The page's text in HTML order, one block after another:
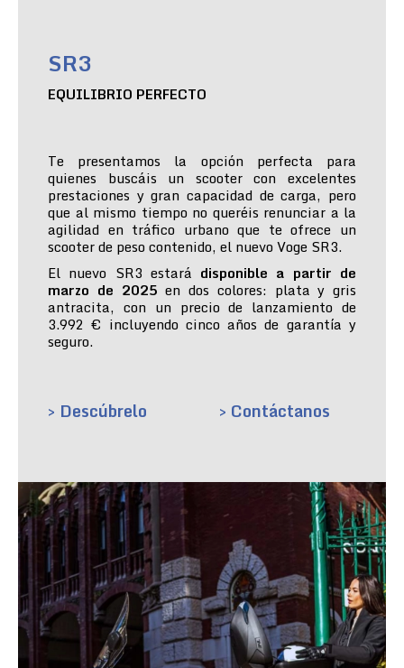
SR3
EQUILIBRIO PERFECTO
Te presentamos la opción perfecta para
quienes buscáis un scooter con excelentes
prestaciones y gran capacidad de carga, pero
que al mismo tiempo no queréis renunciar a la
agilidad en tráfico urbano que te ofrece un
scooter de peso contenido, el nuevo Voge SR3.
El nuevo SR3 estará disponible a partir de
marzo de 2025 en dos colores: plata y gris
antracita, con un precio de lanzamiento de
3.992 € incluyendo cinco años de garantía y
seguro.
> Descúbrelo > Contáctanos